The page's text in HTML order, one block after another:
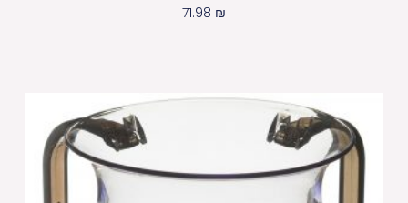
71.98 ₪